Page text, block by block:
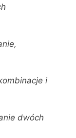
i
dwóch